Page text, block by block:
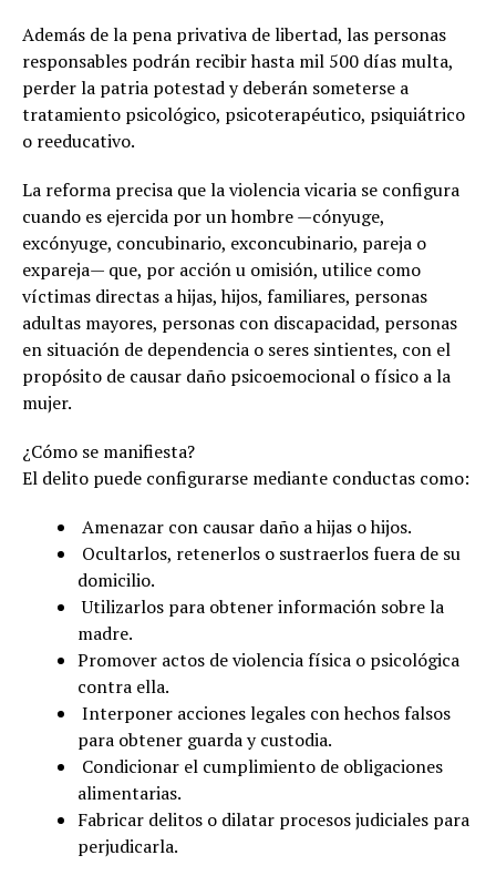
Además de la pena privativa de libertad, las personas
responsables podrán recibir hasta mil 500 días multa,
perder la patria potestad y deberán someterse a
tratamiento psicológico, psicoterapéutico, psiquiátrico
o reeducativo.
La reforma precisa que la violencia vicaria se configura
cuando es ejercida por un hombre —cónyuge,
excónyuge, concubinario, exconcubinario, pareja o
expareja— que, por acción u omisión, utilice como
víctimas directas a hijas, hijos, familiares, personas
adultas mayores, personas con discapacidad, personas
en situación de dependencia o seres sintientes, con el
propósito de causar daño psicoemocional o físico a la
mujer.
¿Cómo se manifiesta?
El delito puede configurarse mediante conductas como:
Amenazar con causar daño a hijas o hijos.
Ocultarlos, retenerlos o sustraerlos fuera de su
domicilio.
Utilizarlos para obtener información sobre la
madre.
Promover actos de violencia física o psicológica
contra ella.
Interponer acciones legales con hechos falsos
para obtener guarda y custodia.
Condicionar el cumplimiento de obligaciones
alimentarias.
Fabricar delitos o dilatar procesos judiciales para
perjudicarla.